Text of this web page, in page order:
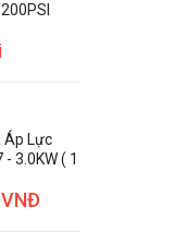
Áp Lực
3.0KW ( 1